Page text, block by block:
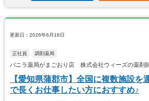
更新日：2026年6月18日
正社員 調剤薬局
バニラ薬局がまごおり店 株式会社ウィーズの薬剤
【愛知県蒲郡市】全国に複数施設を
で長くお仕事したい方におすすめ♪